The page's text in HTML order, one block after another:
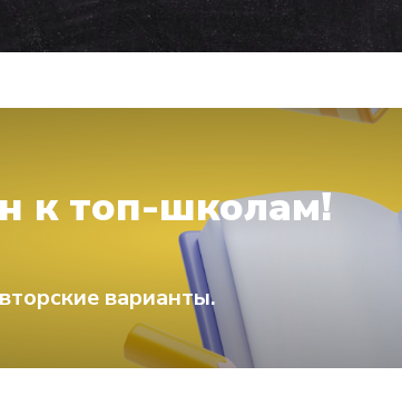
к топ-школам!
варианты.